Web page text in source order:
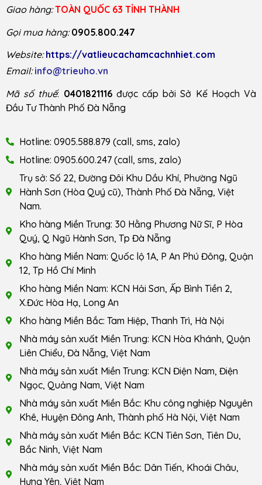
Giao hàng: TOÀN QUỐC 63 TỈNH THÀNH
Gọi mua hàng: 0905.800.247
Website: https://vatlieucachamcachnhiet.com
Email: info@trieuho.vn
Mã số thuế: 0401821116được cấp bởi Sở Kế Hoạch Và
Đầu Tư Thành Phố Đà Nẵng
Hotline: 0905.588.879 (call, sms, zalo)
Hotline: 0905.600.247 (call, sms, zalo)
Trụ sở: Số 22, Đường Đôi Khu Dầu Khí, Phường Ngũ
Hành Sơn (Hòa Quý cũ), Thành Phố Đà Nẵng, Việt
Nam.
Kho hàng Miền Trung: 30 Hằng Phương Nữ Sĩ, P Hòa
Quý, Q Ngũ Hành Sơn, Tp Đà Nẵng
Kho hàng Miền Nam: Quốc lộ 1A, P An Phú Đông, Quận
12, Tp Hồ Chí Minh
Kho hàng Miền Nam: KCN Hải Sơn, Ấp Bình Tiền 2,
X.Đức Hòa Hạ, Long An
Kho hàng Miền Bắc: Tam Hiệp, Thanh Trì, Hà Nội
Nhà máy sản xuất Miền Trung: KCN Hòa Khánh, Quận
Liên Chiểu, Đà Nẵng, Việt Nam
Nhà máy sản xuất Miền Trung: KCN Điện Nam, Điện
Ngọc, Quảng Nam, Việt Nam
Nhà máy sản xuất Miền Bắc: Khu công nghiệp Nguyên
Khê, Huyện Đông Anh, Thành phố Hà Nội, Việt Nam
Nhà máy sản xuất Miền Bắc: KCN Tiên Sơn, Tiên Du,
Bắc Ninh, Việt Nam
Nhà máy sản xuất Miền Bắc: Dân Tiến, Khoái Châu,
Hưng Yên, Việt Nam